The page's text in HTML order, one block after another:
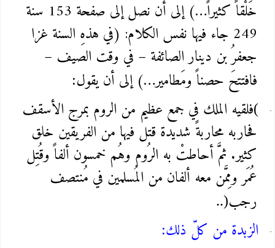
خَلْقاً كثيراً…) إلى أن نصل إلى صفحة 153 سنة
249 جاء فيها نفس الكلام: (في هذهِ السنة غزا
جعفرُ بن دينار الصائفة – في وقت الصيف –
فافتتحَ حصناً ومَطامير…) إلى أن يقول:
(فلقيه الملك في جمع عظيم من الروم بمرج الأسقف
فحاربه محاربةً شديدة قتل فيها من الفريقين خلق
كثير. ثمَّ أحاطتْ به الرُوم وهُم خمسون ألفاً وقُتِل
عُمَر ومِمَّن معه ألفان من المُسلمين في مُنتصف
رجب..)
الزبدة من كلّ ذلك: